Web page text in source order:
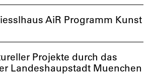
AiR Programm Kunst
Projekte durch das
Landeshaupstadt Muenchen